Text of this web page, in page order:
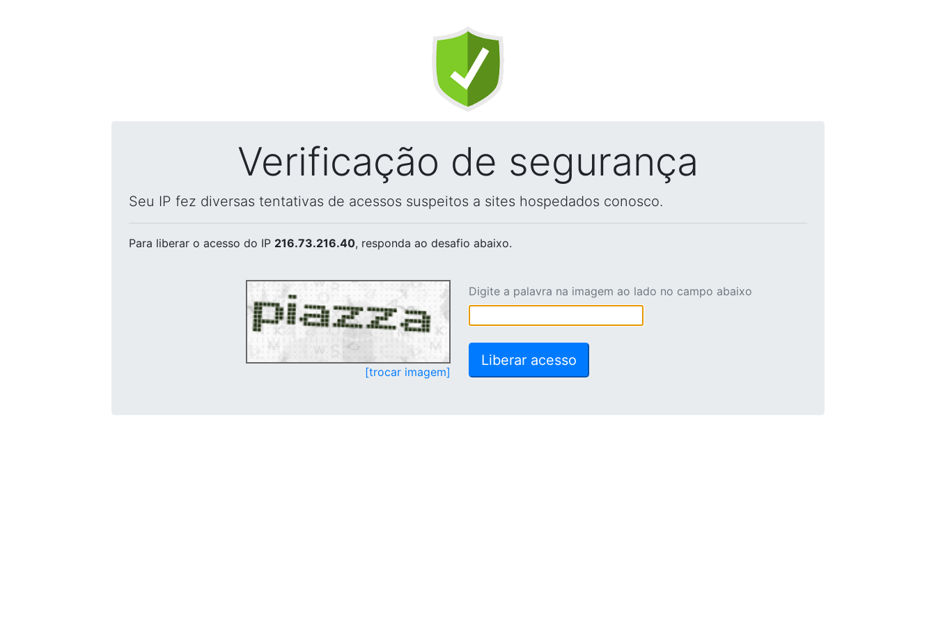
Verificação de segurança
Seu IP fez diversas tentativas de acessos suspeitos a sites hospedados conosco.
Para liberar o acesso do IP 216.73.216.40, responda ao desafio abaixo.
[trocar imagem]
Digite a palavra na imagem ao lado no campo abaixo